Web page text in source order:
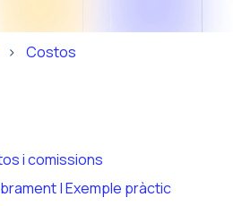
Costos
i comissions
| Exemple pràctic